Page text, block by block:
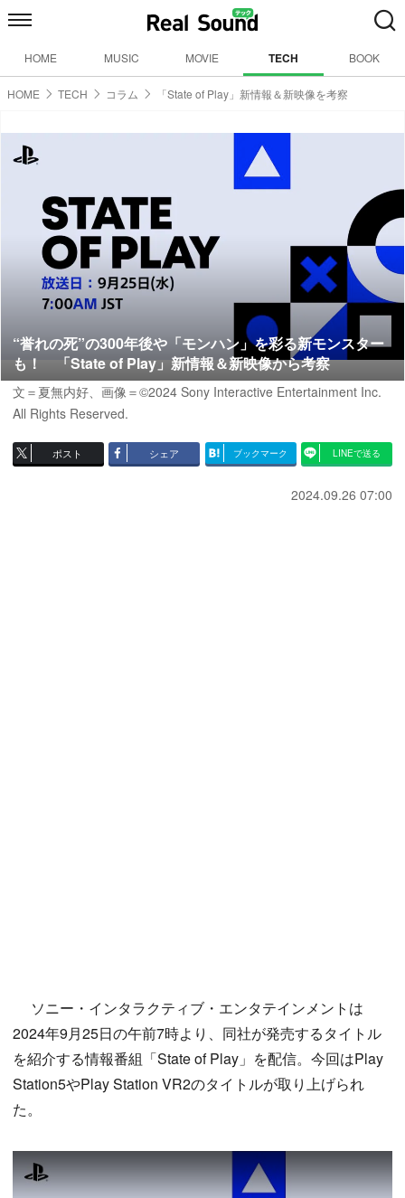
HOME MUSIC MOVIE TECH BOOK
HOME TECH コラム 「State of Play」新情報＆新映像を考察
“誉れの死”の300年後や「モンハン」を彩る新モンスター
も！ 「State of Play」新情報＆新映像から考察
文＝夏無内好、画像＝©2024 Sony Interactive Entertainment Inc.
All Rights Reserved.
ポスト シェア ブックマーク LINEで送る
2024.09.26 07:00
ソニー・インタラクティブ・エンタテインメントは
2024年9月25日の午前7時より、同社が発売するタイトル
を紹介する情報番組「State of Play」を配信。今回はPlay
Station5やPlay Station VR2のタイトルが取り上げられ
た。